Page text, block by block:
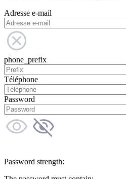
Adresse e-mail
phone_prefix
Téléphone
Password
Password strength: